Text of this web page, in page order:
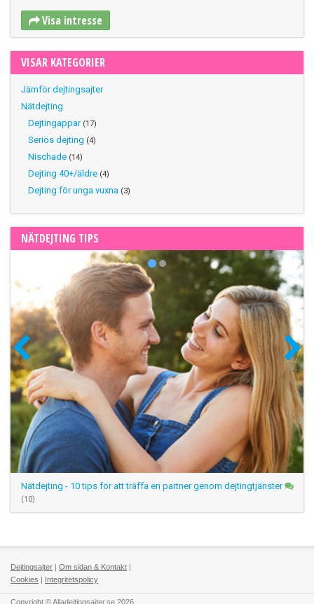
Visa intresse
VISAR KATEGORIER
Jämför dejtingsajter
Nätdejting
Dejtingappar (17)
Seriös dejting (4)
Nischade (14)
Dejting 40+/äldre (4)
Dejting för unga vuxna (3)
NÄTDEJTING TIPS
Nätdejting - 10 tips för att träffa en partner genom dejtingtjänster
(10)
Dejtingsajter | Om sidan & Kontakt |
Cookies | Integritetspolicy
Copyright © Alladejtingsajter.se 2026